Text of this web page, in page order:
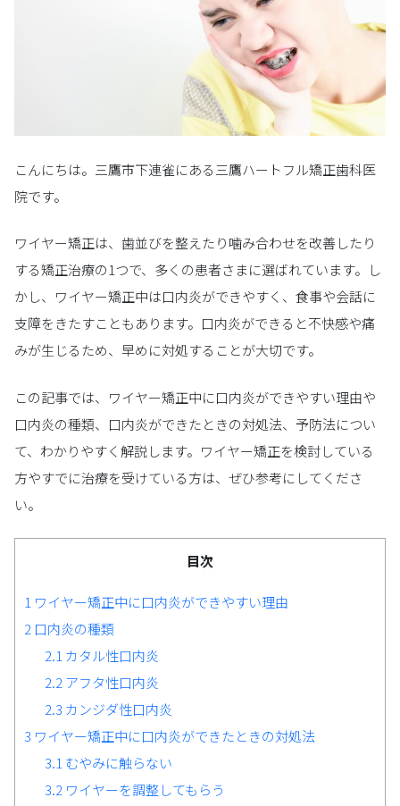
こんにちは。三鷹市下連雀にある三鷹ハートフル矯正歯科医
院です。
ワイヤー矯正は、歯並びを整えたり噛み合わせを改善したり
する矯正治療の1つで、多くの患者さまに選ばれています。し
かし、ワイヤー矯正中は口内炎ができやすく、食事や会話に
支障をきたすこともあります。口内炎ができると不快感や痛
みが生じるため、早めに対処することが大切です。
この記事では、ワイヤー矯正中に口内炎ができやすい理由や
口内炎の種類、口内炎ができたときの対処法、予防法につい
て、わかりやすく解説します。ワイヤー矯正を検討している
方やすでに治療を受けている方は、ぜひ参考にしてくださ
い。
目次
1 ワイヤー矯正中に口内炎ができやすい理由
2 口内炎の種類
2.1 カタル性口内炎
2.2 アフタ性口内炎
2.3 カンジダ性口内炎
3 ワイヤー矯正中に口内炎ができたときの対処法
3.1 むやみに触らない
3.2 ワイヤーを調整してもらう